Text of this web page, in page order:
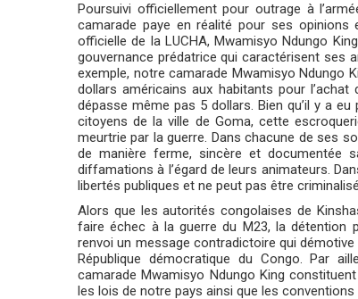
Poursuivi officiellement pour outrage à
camarade paye en réalité pour ses
officielle de la LUCHA, Mwamisyo Ndungo
gouvernance prédatrice qui caractérisent ses
exemple, notre camarade Mwamisyo Ndungo
dollars américains aux habitants pour l’achat
dépasse même pas 5 dollars. Bien qu’il y a
citoyens de la ville de Goma, cette
meurtrie par la guerre. Dans chacune de ses
de manière ferme, sincère et documentée
diffamations à l’égard de leurs animateurs.
libertés publiques et ne peut pas être
Alors que les autorités congolaises de
faire échec à la guerre du M23, la détention
renvoi un message contradictoire qui
République démocratique du Congo. Par
camarade Mwamisyo Ndungo King
les lois de notre pays ainsi que les